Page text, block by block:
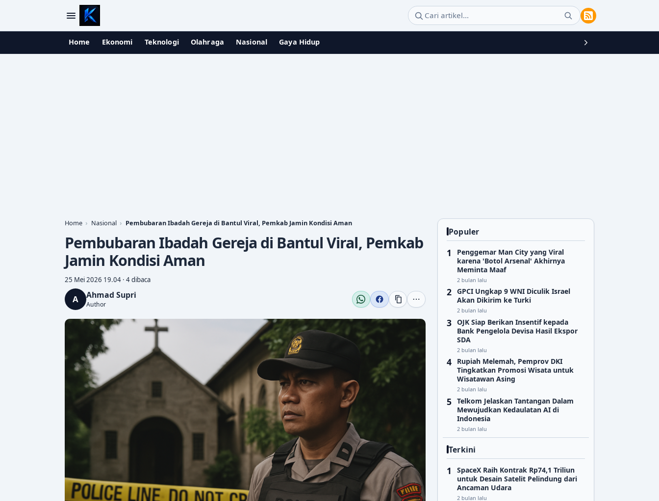
Home Ekonomi Teknologi Olahraga Nasional Gaya Hidup
Home Nasional Pembubaran Ibadah Gereja di Bantul Viral, Pemkab Jamin Kondisi Aman
Pembubaran Ibadah Gereja di Bantul Viral, Pemkab
Jamin Kondisi Aman
25 Mei 2026 19.04 · 4 dibaca
A Ahmad Supri
Author
Populer
Penggemar Man City yang Viral
karena 'Botol Arsenal' Akhirnya
Meminta Maaf
2 bulan lalu
GPCI Ungkap 9 WNI Diculik Israel
Akan Dikirim ke Turki
2 bulan lalu
OJK Siap Berikan Insentif kepada
Bank Pengelola Devisa Hasil Ekspor
SDA
2 bulan lalu
Rupiah Melemah, Pemprov DKI
Tingkatkan Promosi Wisata untuk
Wisatawan Asing
2 bulan lalu
Telkom Jelaskan Tantangan Dalam
Mewujudkan Kedaulatan AI di
Indonesia
2 bulan lalu
Terkini
SpaceX Raih Kontrak Rp74,1 Triliun
untuk Desain Satelit Pelindung dari
Ancaman Udara
2 bulan lalu